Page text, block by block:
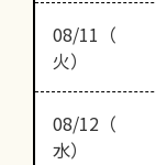
08/11（
火）
08/12（
水）